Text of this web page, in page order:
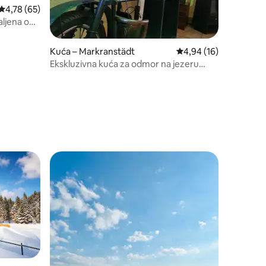
ocjena: 4,78/5, recenzija: 65
4,78 (65)
od
Kuća – Markranstädt Prosječna ocjena:
4,94 (16)
Ekskluzivna kuća za odmor na jezeru